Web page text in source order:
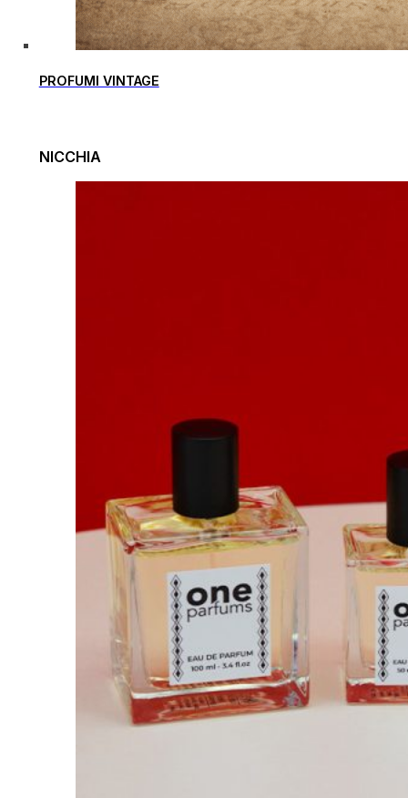
PROFUMI VINTAGE
NICCHIA